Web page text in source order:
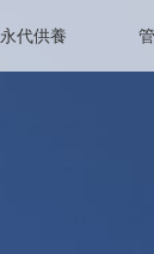
永代供養